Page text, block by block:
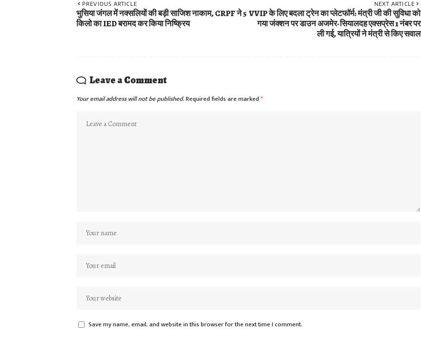
PREVIOUS ARTICLE
भुसिया जंगल में नक्सलियों की बड़ी साजिश नाकाम, CRPF ने 5
किलो का IED बरामद कर किया निष्क्रिय
NEXT ARTICLE
VVIP के लिए बदला ट्रेन का प्लेटफॉर्म: मंत्री जी की सुविधा को
गया जंक्शन पर डाउन अजमेर-सियालदह एक्सप्रेस 1 नंबर पर
ली गई, यात्रियों ने मंत्री से किए सवाल
Leave a Comment
Your email address will not be published.Required fields are marked*
Save my name, email, and website in this browser for the next time I comment.